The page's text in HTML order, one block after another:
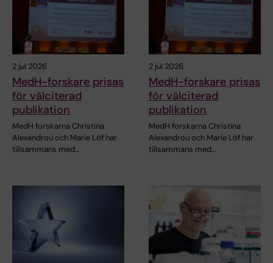
2 jul 2026
MedH-forskare prisas
för välciterad
publikation
MedH forskarna Christina
Alexandrou och Marie Löf har
tillsammans med…
2 jul 2026
MedH-forskare prisas
för välciterad
publikation
MedH forskarna Christina
Alexandrou och Marie Löf har
tillsammans med…